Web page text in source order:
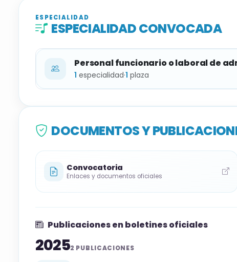
ESPECIALIDAD
ESPECIALIDAD CONVOCADA
Personal funcionario o laboral de
1 especialidad·1 plaza
Director de Escuela de Música
DOCUMENTOS Y
Convocatoria
Enlaces y documentos oficiales
Publicaciones en boletines oficiales
20252 PUBLICACIONES